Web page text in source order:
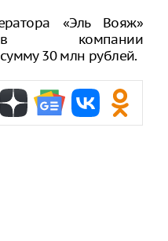
«Эль Вояж»
в компании
30 млн рублей.